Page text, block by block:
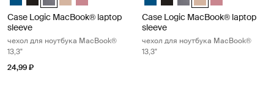
Case Logic MacBook® laptop
sleeve
чехол для ноутбука MacBook®
13,3"
24,99 ₽
Case Logic MacBook® laptop
sleeve
чехол для ноутбука MacBook®
13,3"